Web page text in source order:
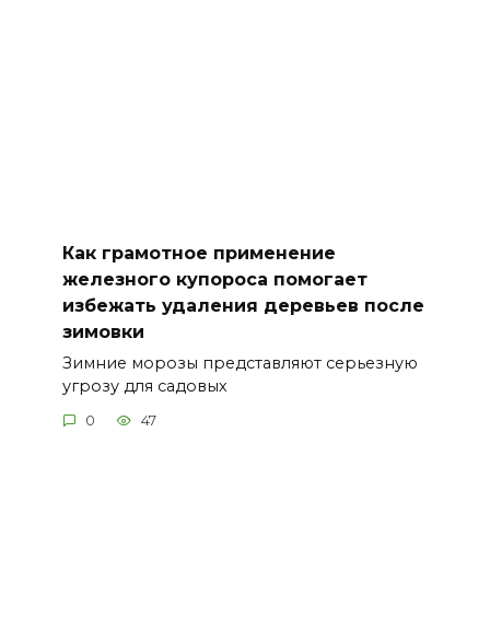
Как грамотное применение
железного купороса помогает
избежать удаления деревьев после
зимовки
Зимние морозы представляют серьезную
угрозу для садовых
0 47